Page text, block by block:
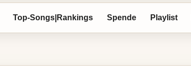
Top-Songs|Rankings Spende Playlist